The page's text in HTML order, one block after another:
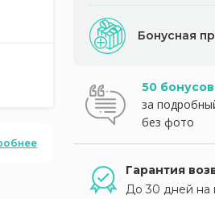
Бонусная
50 бонусов
за
без фото
Гарантия
До 30 дней на